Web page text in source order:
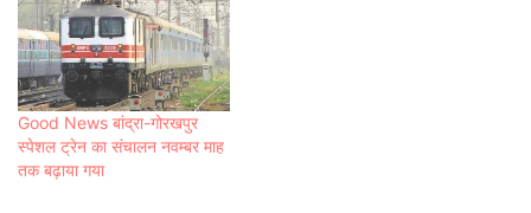
Good News बांद्रा-गोरखपुर
स्पेशल ट्रेन का संचालन नवम्बर माह
तक बढ़ाया गया